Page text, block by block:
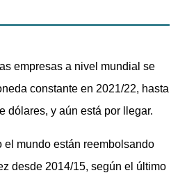
empresas a nivel mundial se
constante en 2021/22, hasta
dólares, y aún está por llegar.
el mundo están reembolsando
desde 2014/15, según el último